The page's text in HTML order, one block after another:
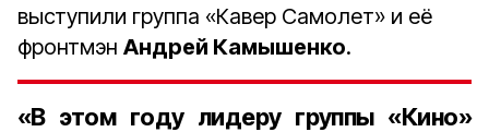
выступили группа «Кавер Самолет» и её
фронтмэн Андрей Камышенко.
«В этом году лидеру группы «Кино»